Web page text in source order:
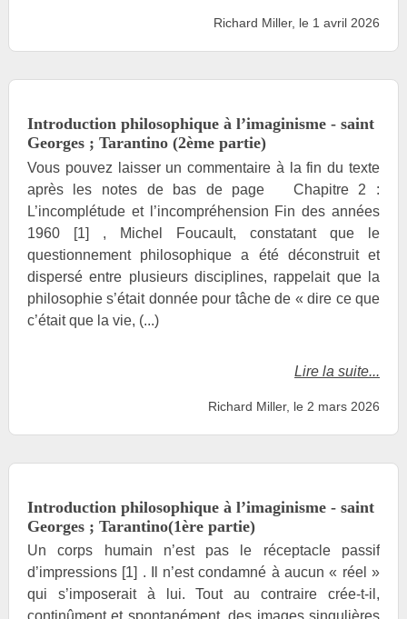
Richard Miller, le 1 avril 2026
Introduction philosophique à l’imaginisme - saint
Georges ; Tarantino (2ème partie)
Vous pouvez laisser un commentaire à la fin du texte
après les notes de bas de page Chapitre 2 :
L’incomplétude et l’incompréhension Fin des années
1960 [1] , Michel Foucault, constatant que le
questionnement philosophique a été déconstruit et
dispersé entre plusieurs disciplines, rappelait que la
philosophie s’était donnée pour tâche de « dire ce que
c’était que la vie, (...)
Lire la suite...
Richard Miller, le 2 mars 2026
Introduction philosophique à l’imaginisme - saint
Georges ; Tarantino(1ère partie)
Un corps humain n’est pas le réceptacle passif
d’impressions [1] . Il n’est condamné à aucun « réel »
qui s’imposerait à lui. Tout au contraire crée-t-il,